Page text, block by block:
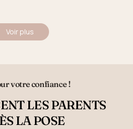
Voir plus
votre confiance !
LES PARENTS
LA POSE